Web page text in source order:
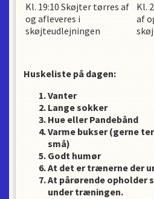
Kl. 19:10 Skøjter tørres af
og afleveres i
skøjteudlejningen
Kl.
af
Huskeliste på dagen:
Vanter
Lange sokker
Hue eller Pandebånd
Varme bukser (gerne
små)
Godt humør
At det er trænerne der
At pårørende opholder
under træningen.